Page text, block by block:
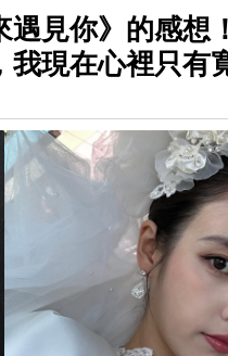
遇見你》的感想
現在心裡只有